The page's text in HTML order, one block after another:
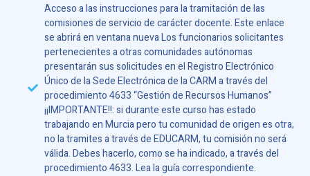
Acceso a las instrucciones para la tramitación de las
comisiones de servicio de carácter docente. Este enlace
se abrirá en ventana nueva Los funcionarios solicitantes
pertenecientes a otras comunidades autónomas
presentarán sus solicitudes en el Registro Electrónico
Único de la Sede Electrónica de la CARM a través del
procedimiento 4633 “Gestión de Recursos Humanos”
¡¡IMPORTANTE!!: si durante este curso has estado
trabajando en Murcia pero tu comunidad de origen es otra,
no la tramites a través de EDUCARM, tu comisión no será
válida. Debes hacerlo, como se ha indicado, a través del
procedimiento 4633. Lea la guía correspondiente.